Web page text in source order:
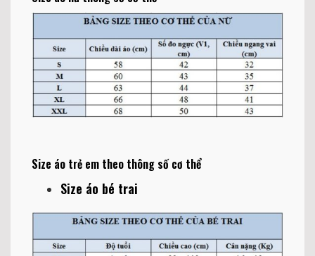
Size áo trẻ em theo thông số cơ thể
Size áo bé trai